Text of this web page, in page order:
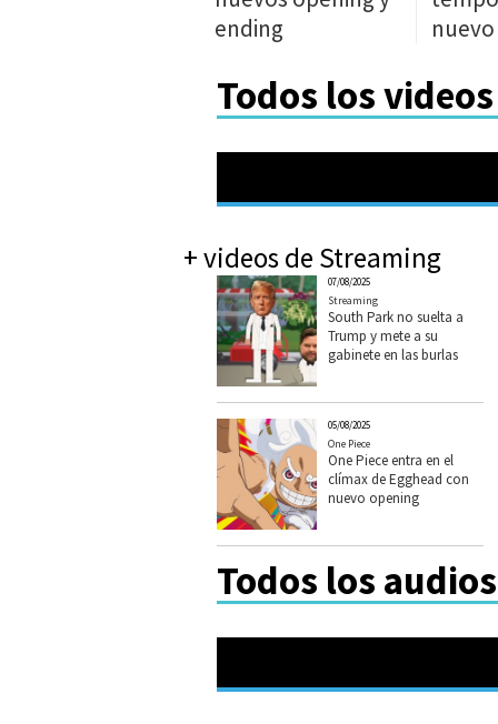
ending
Todos los
+ videos de Streaming
07/08/2025
Streaming
South Park no suelta a
Trump y mete a su
gabinete en las burlas
05/08/2025
One Piece
One Piece entra en el
clímax de Egghead con
nuevo opening
Todos los